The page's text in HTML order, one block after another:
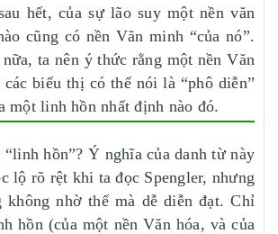
hết, của sự lão suy một nền văn
cũng có nền Văn minh “của nó”.
ta nên ý thức rằng một nền Văn
các biểu thị có thể nói là “phô diễn”
một linh hồn nhất định nào đó.
hồn”? Ý nghĩa của danh từ này
lộ rõ rệt khi ta đọc Spengler, nhưng
không nhờ thế mà dễ diễn đạt. Chỉ
hồn (của một nền Văn hóa, và của